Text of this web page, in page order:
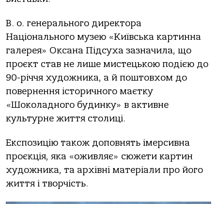
В. о. генерального директора
Національного музею «Київська картинна
галерея» Оксана Підсуха зазначила, що
проєкт став не лише мистецькою подією до
90-річчя художника, а й поштовхом до
повернення історичного маєтку
«Шоколадного будинку» в активне
культурне життя столиці.
Експозицію також доповнять імерсивна
проєкція, яка «оживляє» сюжети картин
художника, та архівні матеріали про його
життя і творчість.